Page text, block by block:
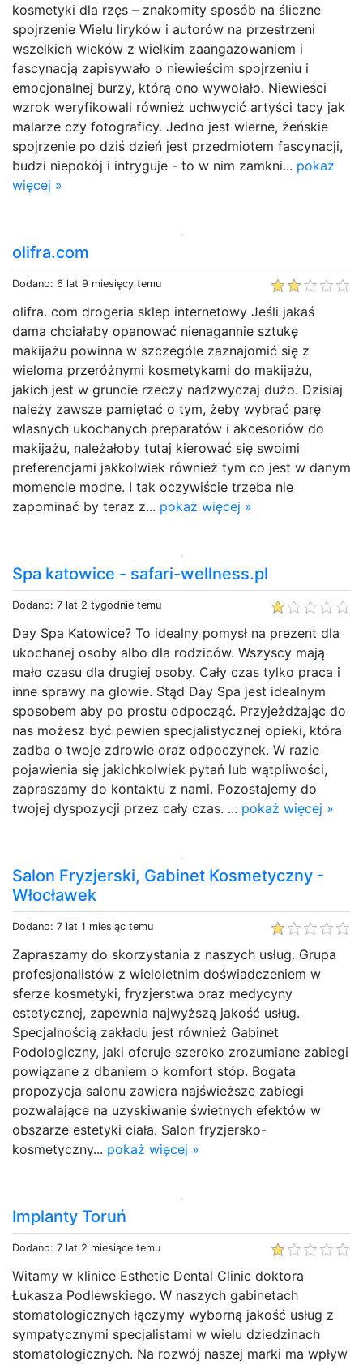
kosmetyki dla rzęs – znakomity sposób na śliczne
spojrzenie Wielu liryków i autorów na przestrzeni
wszelkich wieków z wielkim zaangażowaniem i
fascynacją zapisywało o niewieścim spojrzeniu i
emocjonalnej burzy, którą ono wywołało. Niewieści
wzrok weryfikowali również uchwycić artyści tacy jak
malarze czy fotograficy. Jedno jest wierne, żeńskie
spojrzenie po dziś dzień jest przedmiotem fascynacji,
budzi niepokój i intryguje - to w nim zamkni... pokaż
więcej »
olifra.com
Dodano: 6 lat 9 miesięcy temu
olifra. com drogeria sklep internetowy Jeśli jakaś
dama chciałaby opanować nienagannie sztukę
makijażu powinna w szczególe zaznajomić się z
wieloma przeróżnymi kosmetykami do makijażu,
jakich jest w gruncie rzeczy nadzwyczaj dużo. Dzisiaj
należy zawsze pamiętać o tym, żeby wybrać parę
własnych ukochanych preparatów i akcesoriów do
makijażu, należałoby tutaj kierować się swoimi
preferencjami jakkolwiek również tym co jest w danym
momencie modne. I tak oczywiście trzeba nie
zapominać by teraz z... pokaż więcej »
Spa katowice - safari-wellness.pl
Dodano: 7 lat 2 tygodnie temu
Day Spa Katowice? To idealny pomysł na prezent dla
ukochanej osoby albo dla rodziców. Wszyscy mają
mało czasu dla drugiej osoby. Cały czas tylko praca i
inne sprawy na głowie. Stąd Day Spa jest idealnym
sposobem aby po prostu odpocząć. Przyjeżdżając do
nas możesz być pewien specjalistycznej opieki, która
zadba o twoje zdrowie oraz odpoczynek. W razie
pojawienia się jakichkolwiek pytań lub wątpliwości,
zapraszamy do kontaktu z nami. Pozostajemy do
twojej dyspozycji przez cały czas. ... pokaż więcej »
Salon Fryzjerski, Gabinet Kosmetyczny -
Włocławek
Dodano: 7 lat 1 miesiąc temu
Zapraszamy do skorzystania z naszych usług. Grupa
profesjonalistów z wieloletnim doświadczeniem w
sferze kosmetyki, fryzjerstwa oraz medycyny
estetycznej, zapewnia najwyższą jakość usług.
Specjalnością zakładu jest również Gabinet
Podologiczny, jaki oferuje szeroko zrozumiane zabiegi
powiązane z dbaniem o komfort stóp. Bogata
propozycja salonu zawiera najświeższe zabiegi
pozwalające na uzyskiwanie świetnych efektów w
obszarze estetyki ciała. Salon fryzjersko-
kosmetyczny... pokaż więcej »
Implanty Toruń
Dodano: 7 lat 2 miesiące temu
Witamy w klinice Esthetic Dental Clinic doktora
Łukasza Podlewskiego. W naszych gabinetach
stomatologicznych łączymy wyborną jakość usług z
sympatycznymi specjalistami w wielu dziedzinach
stomatologicznych. Na rozwój naszej marki ma wpływ